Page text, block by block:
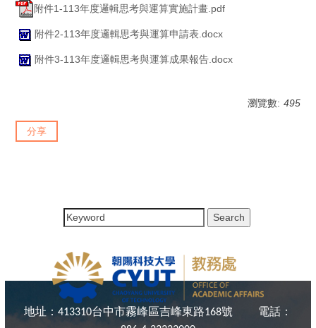
附件1-113年度邏輯思考與運算實施計畫.pdf
附件2-113年度邏輯思考與運算申請表.docx
附件3-113年度邏輯思考與運算成果報告.docx
瀏覽數: 495
分享
地址： 413310台中市霧峰區吉峰東路168號 電話：